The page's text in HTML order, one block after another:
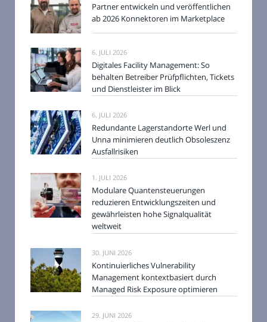
Partner entwickeln und veröffentlichen
ab 2026 Konnektoren im Marketplace
6. JULI 2026
Digitales Facility Management: So
behalten Betreiber Prüfpflichten, Tickets
und Dienstleister im Blick
6. JULI 2026
Redundante Lagerstandorte Werl und
Unna minimieren deutlich Obsoleszenz
Ausfallrisiken
1. JULI 2026
Modulare Quantensteuerungen
reduzieren Entwicklungszeiten und
gewährleisten hohe Signalqualität
weltweit
30. JUNI 2026
Kontinuierliches Vulnerability
Management kontextbasiert durch
Managed Risk Exposure optimieren
29. JUNI 2026